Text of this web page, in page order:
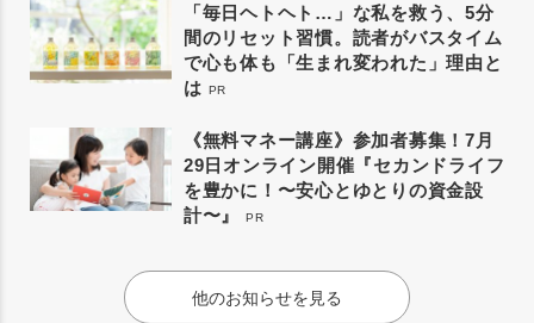
「毎日ヘトヘト…」な私を救う、5分
間のリセット習慣。読者がバスタイム
で心も体も「生まれ変われた」理由と
は PR
《無料マネー講座》参加者募集！7月
29日オンライン開催『セカンドライフ
を豊かに！〜安心とゆとりの資金設
計〜』
PR
他のお知らせを見る